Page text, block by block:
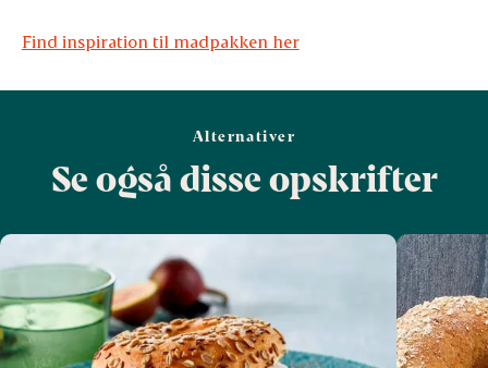
Find inspiration til madpakken her
Alternativer
Se også disse opskrifter